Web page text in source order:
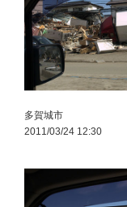
多賀城市
2011/03/24 12:30